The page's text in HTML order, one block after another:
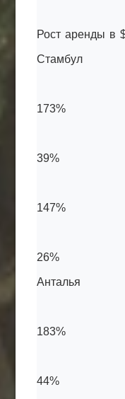
Рост аренды в
Стамбул
173%
39%
147%
26%
Анталья
183%
44%